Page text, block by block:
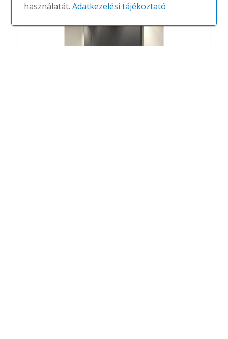
használatát.Adatkezelési tájékoztató